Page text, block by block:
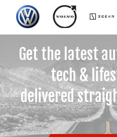
Get the latest
tech &
delivered